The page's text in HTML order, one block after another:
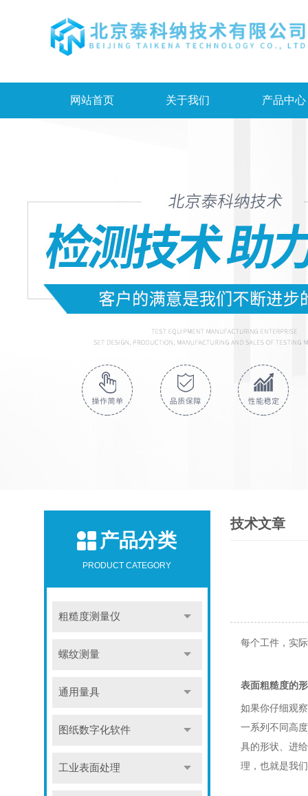
网站首页 关于我们 产品中心
产品分类
PRODUCT CATEGORY
粗糙度测量仪
螺纹测量
通用量具
图纸数字化软件
工业表面处理
技术文章
每个工件，实
表面粗糙度的
如果你仔细观
一系列不同高
具的形状、进
理，也就是我